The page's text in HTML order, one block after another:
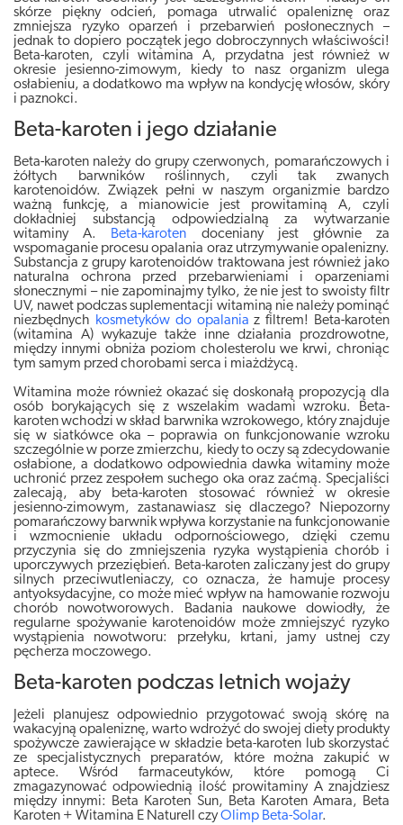
skórze piękny odcień, pomaga utrwalić opaleniznę oraz
zmniejsza ryzyko oparzeń i przebarwień posłonecznych –
jednak to dopiero początek jego dobroczynnych właściwości!
Beta-karoten, czyli witamina A, przydatna jest również w
okresie jesienno-zimowym, kiedy to nasz organizm ulega
osłabieniu, a dodatkowo ma wpływ na kondycję włosów, skóry
i paznokci.
Beta-karoten i jego działanie
Beta-karoten należy do grupy czerwonych, pomarańczowych i
żółtych barwników roślinnych, czyli tak zwanych
karotenoidów. Związek pełni w naszym organizmie bardzo
ważną funkcję, a mianowicie jest prowitaminą A, czyli
dokładniej substancją odpowiedzialną za wytwarzanie
witaminy A. Beta-karoten doceniany jest głównie za
wspomaganie procesu opalania oraz utrzymywanie opalenizny.
Substancja z grupy karotenoidów traktowana jest również jako
naturalna ochrona przed przebarwieniami i oparzeniami
słonecznymi – nie zapominajmy tylko, że nie jest to swoisty filtr
UV, nawet podczas suplementacji witaminą nie należy pominąć
niezbędnych kosmetyków do opalania z filtrem! Beta-karoten
(witamina A) wykazuje także inne działania prozdrowotne,
między innymi obniża poziom cholesterolu we krwi, chroniąc
tym samym przed chorobami serca i miażdżycą.
Witamina może również okazać się doskonałą propozycją dla
osób borykających się z wszelakim wadami wzroku. Beta-
karoten wchodzi w skład barwnika wzrokowego, który znajduje
się w siatkówce oka – poprawia on funkcjonowanie wzroku
szczególnie w porze zmierzchu, kiedy to oczy są zdecydowanie
osłabione, a dodatkowo odpowiednia dawka witaminy może
uchronić przez zespołem suchego oka oraz zaćmą. Specjaliści
zalecają, aby beta-karoten stosować również w okresie
jesienno-zimowym, zastanawiasz się dlaczego? Niepozorny
pomarańczowy barwnik wpływa korzystanie na funkcjonowanie
i wzmocnienie układu odpornościowego, dzięki czemu
przyczynia się do zmniejszenia ryzyka wystąpienia chorób i
uporczywych przeziębień. Beta-karoten zaliczany jest do grupy
silnych przeciwutleniaczy, co oznacza, że hamuje procesy
antyoksydacyjne, co może mieć wpływ na hamowanie rozwoju
chorób nowotworowych. Badania naukowe dowiodły, że
regularne spożywanie karotenoidów może zmniejszyć ryzyko
wystąpienia nowotworu: przełyku, krtani, jamy ustnej czy
pęcherza moczowego.
Beta-karoten podczas letnich wojaży
Jeżeli planujesz odpowiednio przygotować swoją skórę na
wakacyjną opaleniznę, warto wdrożyć do swojej diety produkty
spożywcze zawierające w składzie beta-karoten lub skorzystać
ze specjalistycznych preparatów, które można zakupić w
aptece. Wśród farmaceutyków, które pomogą Ci
zmagazynować odpowiednią ilość prowitaminy A znajdziesz
między innymi: Beta Karoten Sun, Beta Karoten Amara, Beta
Karoten + Witamina E Naturell czyOlimp Beta-Solar.